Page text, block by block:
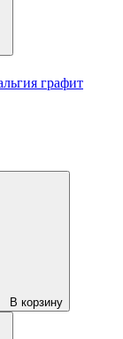
графит
В корзину